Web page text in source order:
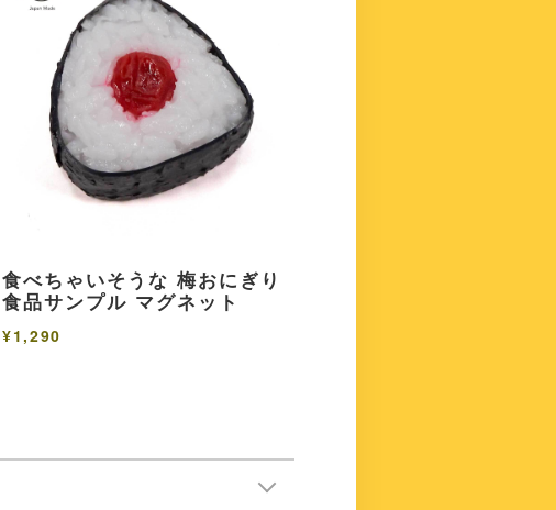
食べちゃいそうな 梅おにぎり
食品サンプル マグネット
¥1,290